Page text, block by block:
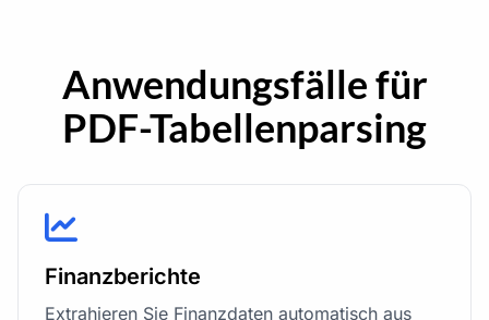
Anwendungsfälle für
PDF-Tabellenparsing
Finanzberichte
Extrahieren Sie Finanzdaten automatisch aus